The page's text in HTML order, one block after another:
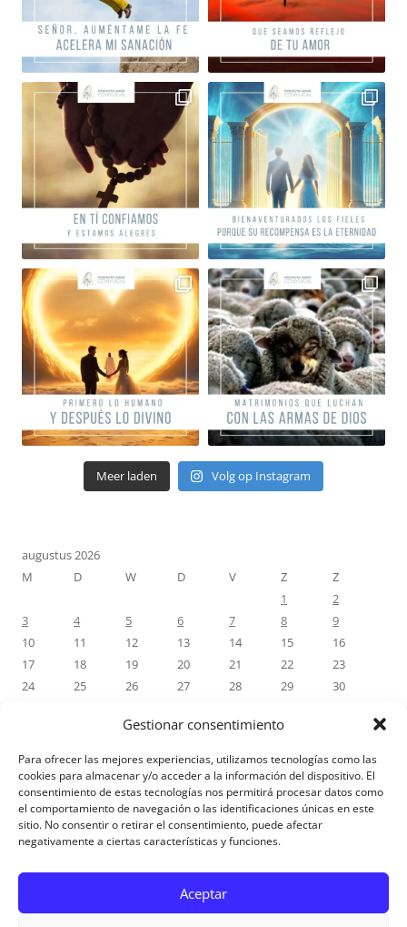
Gestionar consentimiento
Para ofrecer las mejores experiencias, utilizamos tecnologías como las
cookies para almacenar y/o acceder a la información del dispositivo. El
consentimiento de estas tecnologías nos permitirá procesar datos como
el comportamiento de navegación o las identificaciones únicas en este
sitio. No consentir o retirar el consentimiento, puede afectar
negativamente a ciertas características y funciones.
Aceptar
Meer laden Volg op Instagram
augustus 2026
M
D W D V Z
Z
1
2
3
4 5 6 7 8
9
10
11 12 13 14 15
16
17
18 19 20 21 22
23
24
25 26 27 28 29
30
RECENTE REACTIES